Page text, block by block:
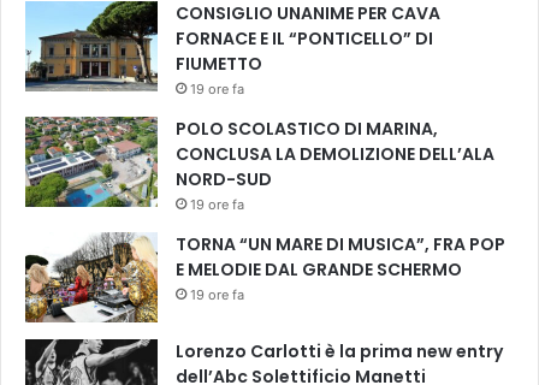
CONSIGLIO UNANIME PER CAVA
FORNACE E IL “PONTICELLO” DI
FIUMETTO
19 ore fa
POLO SCOLASTICO DI MARINA,
CONCLUSA LA DEMOLIZIONE DELL’ALA
NORD-SUD
19 ore fa
TORNA “UN MARE DI MUSICA”, FRA POP
E MELODIE DAL GRANDE SCHERMO
19 ore fa
Lorenzo Carlotti è la prima new entry
dell’Abc Solettificio Manetti